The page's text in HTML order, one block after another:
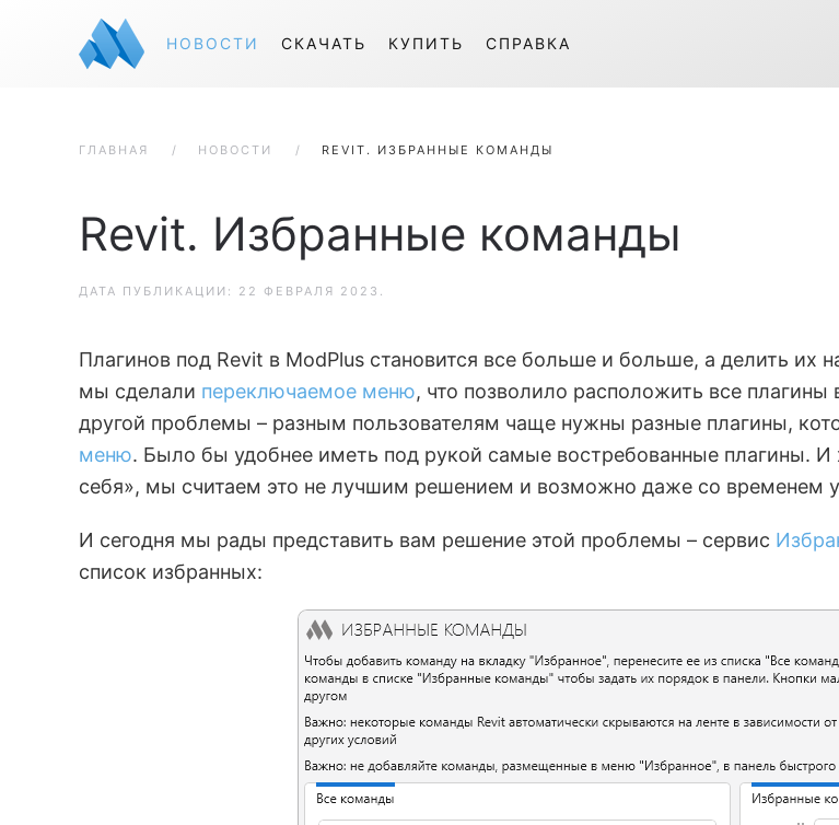
НОВОСТИ СКАЧАТЬ КУПИТЬ СПРАВКА
ГЛАВНАЯ НОВОСТИ REVIT. ИЗБРАННЫЕ КОМАНДЫ
Revit. Избранные команды
ДАТА ПУБЛИКАЦИИ: 22 ФЕВРАЛЯ 2023 .
Плагинов под Revit в ModPlus становится все больше и больше, а делить
мы сделали переключаемое меню, что позволило расположить все
другой проблемы – разным пользователям чаще нужны разные плагины,
меню. Было бы удобнее иметь под рукой самые востребованные плагины. И
себя», мы считаем это не лучшим решением и возможно даже со временем
И сегодня мы рады представить вам решение этой проблемы – сервис
список избранных: